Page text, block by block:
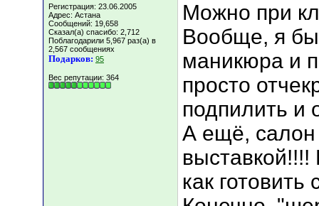
Регистрация: 23.06.2005
Адрес: Астана
Сообщений: 19,658
Сказал(а) спасибо: 2,712
Поблагодарили 5,967 раз(а) в
2,567 сообщениях
Подарков: 95
Вес репутации: 364
Можно при
Вообще, я бы
маникюра и
просто
подпилить и
А ещё,
выставкой!!!!
как